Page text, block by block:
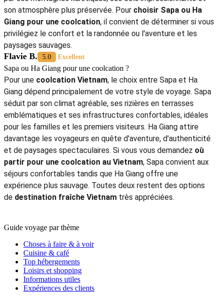
son atmosphère plus préservée. Pour choisir Sapa ou Ha
Giang pour une coolcation, il convient de déterminer si vous
privilégiez le confort et la randonnée ou l'aventure et les
paysages sauvages.
Flavie B. 5.0 Excellent
Sapa ou Ha Giang pour une coolcation ?
Pour une coolcation Vietnam, le choix entre Sapa et Ha
Giang dépend principalement de votre style de voyage. Sapa
séduit par son climat agréable, ses rizières en terrasses
emblématiques et ses infrastructures confortables, idéales
pour les familles et les premiers visiteurs. Ha Giang attire
davantage les voyageurs en quête d'aventure, d'authenticité
et de paysages spectaculaires. Si vous vous demandez où
partir pour une coolcation au Vietnam, Sapa convient aux
séjours confortables tandis que Ha Giang offre une
expérience plus sauvage. Toutes deux restent des options
de destination fraîche Vietnam très appréciées.
Guide voyage par thème
Choses à faire & à voir
Cuisine & café
Top hébergements
Loisirs et shopping
Informations utiles
Expériences des clients